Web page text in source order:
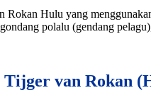
Rokan Hulu yang
polalu (gendang
Tijger van Rokan